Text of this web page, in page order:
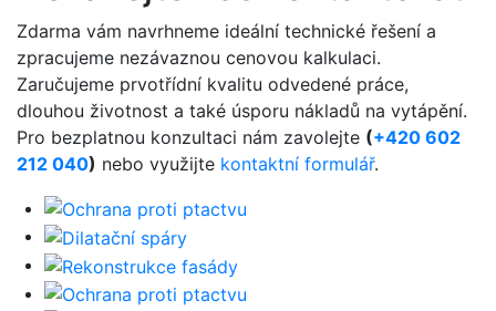
Zdarma vám navrhneme ideální technické řešení a
zpracujeme nezávaznou cenovou kalkulaci.
Zaručujeme prvotřídní kvalitu odvedené práce,
dlouhou životnost a také úsporu nákladů na vytápění.
Pro bezplatnou konzultaci nám zavolejte (+420 602
212 040) nebo využijte kontaktní formulář.